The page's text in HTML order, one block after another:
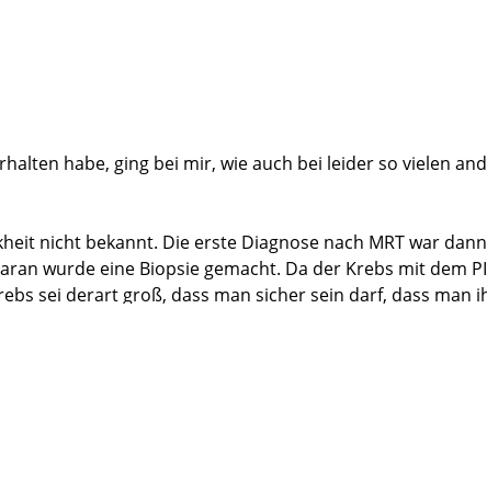
habe, ging bei mir, wie auch bei leider so vielen
nicht bekannt. Die erste Diagnose nach MRT war
wurde eine Biopsie gemacht. Da der Krebs mit dem
sei derart groß, dass man sicher sein darf, dass
trotz Diagnose erstmal etwas erfreuen. Jedoch waren
mir eine radikale Prostatektomie zu empfehlen.
per Da Vinci-Methode stattfinden. Herr Professor